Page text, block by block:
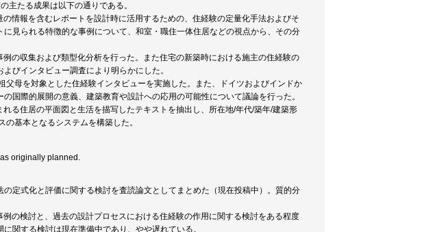
たる成果は以下の通りである。
情報を含むレポートを設計時に活用するための、住経験の定量化手法およびそ
見られる特徴的な事例について、和室・職住一体住居などの視点から、その分
の収集および類型化分析を行った。また住宅の新築時における施主の住経験の
びインタビュー調査により明らかにした。
母を対象とした住経験インタビューを実施した。また、ドイツおよびインドか
国際的展開の意義、建築教育や設計への応用の可能性について議論を行った。
る住居の平面図と生活を描写したテキストを抽出し、所在地/年代/築年/建築形
基本となるシステムを構築した。
originally planned.
定式化と評価に関する検討を査読論文としてまとめた（現在投稿中）。質的分
の検討と、過去の設計プロセスにおける住経験の作用に関する検討をある程度
関する検討は現在準備中であり、やや遅れている。